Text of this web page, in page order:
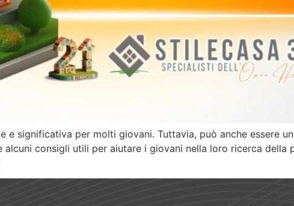
e significativa per molti giovani. Tuttavia, può anche essere
consigli utili per aiutare i giovani nella loro ricerca della